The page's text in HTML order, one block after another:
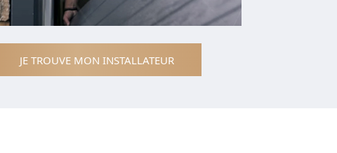
JE TROUVE MON INSTALLATEUR